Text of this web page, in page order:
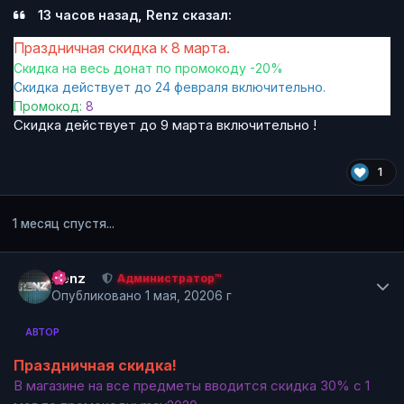
13 часов назад, Renz сказал:
Праздничная скидка к 8 марта.
Скидка на весь донат по промокоду -20%
Скидка действует до 24 февраля включительно.
Промокод: 8
Скидка действует до 9 марта включительно !
1
1 месяц спустя...
Renz Администратор™
Опубликовано 1 мая, 20206 г
АВТОР
Праздничная скидка!
В магазине на все предметы вводится скидка 30% с 1